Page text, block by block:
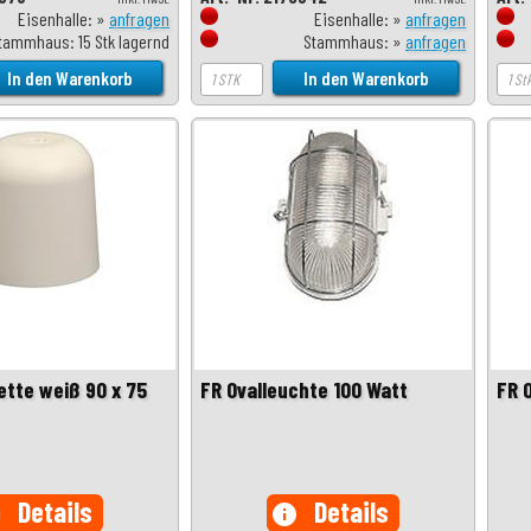
Eisenhalle: » anfragen
15 Stk lagernd
Eisenhalle: » anfragen
Stammhaus: » anfragen
weiß 90 x 75
Details
FR Ovalleuchte 100 Watt
info Details
FR